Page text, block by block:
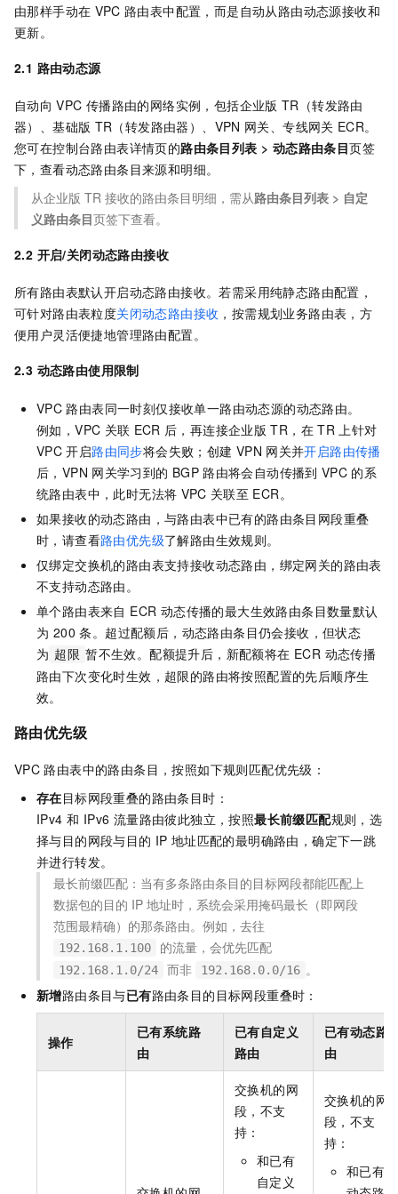
由那样手动在 VPC 路由表中配置，而是自动从路由动态源接收和
更新。
2.1 路由动态源
自动向 VPC 传播路由的网络实例，包括企业版 TR（转发路由
器）、基础版 TR（转发路由器）、VPN 网关、专线网关 ECR。
您可在控制台路由表详情页的路由条目列表 > 动态路由条目页签
下，查看动态路由条目来源和明细。
从企业版 TR 接收的路由条目明细，需从路由条目列表 > 自定
义路由条目页签下查看。
2.2 开启/关闭动态路由接收
所有路由表默认开启动态路由接收。若需采用纯静态路由配置，
可针对路由表粒度关闭动态路由接收 ，按需规划业务路由表，方
便用户灵活便捷地管理路由配置。
2.3 动态路由使用限制
VPC 路由表同一时刻仅接收单一路由动态源的动态路由。
例如，VPC 关联 ECR 后，再连接企业版 TR，在 TR 上针对
VPC 开启路由同步将会失败；创建 VPN 网关并开启路由传播
后，VPN 网关学习到的 BGP 路由将会自动传播到 VPC 的系
统路由表中，此时无法将 VPC 关联至 ECR。
如果接收的动态路由，与路由表中已有的路由条目网段重叠
时，请查看路由优先级了解路由生效规则。
仅绑定交换机的路由表支持接收动态路由，绑定网关的路由表
不支持动态路由。
单个路由表来自 ECR 动态传播的最大生效路由条目数量默认
为 200 条。超过配额后，动态路由条目仍会接收，但状态
为 超限 暂不生效。配额提升后，新配额将在 ECR 动态传播
路由下次变化时生效，超限的路由将按照配置的先后顺序生
效。
路由优先级
VPC 路由表中的路由条目，按照如下规则匹配优先级：
存在目标网段重叠的路由条目时：
IPv4 和 IPv6 流量路由彼此独立，按照最长前缀匹配规则，选
择与目的网段与目的 IP 地址匹配的最明确路由，确定下一跳
并进行转发。
最长前缀匹配：当有多条路由条目的目标网段都能匹配上
数据包的目的 IP 地址时，系统会采用掩码最长（即网段
范围最精确）的那条路由。例如，去往
192.168.1.100 的流量，会优先匹配
192.168.1.0/24 而非 192.168.0.0/16 。
新增路由条目与已有路由条目的目标网段重叠时：
操作
已有系统路
由
已有自定义
路由
已有动态路
由
交换机的网
段，不支
持：
和已有
自定义
交换机的网
段，不支
持：
和已有